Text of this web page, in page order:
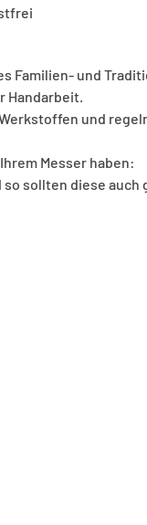
Familien- und
Handarbeit.
und
Messer haben:
sollten diese auch